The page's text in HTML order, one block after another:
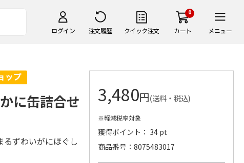
ログイン 注文履歴 クイック注文
0
カート メニュー
に缶詰合せ
ずわいがにほぐし
3,480円(送料・税込)
※軽減税率対象
獲得ポイント： 34 pt
商品番号
8075483017